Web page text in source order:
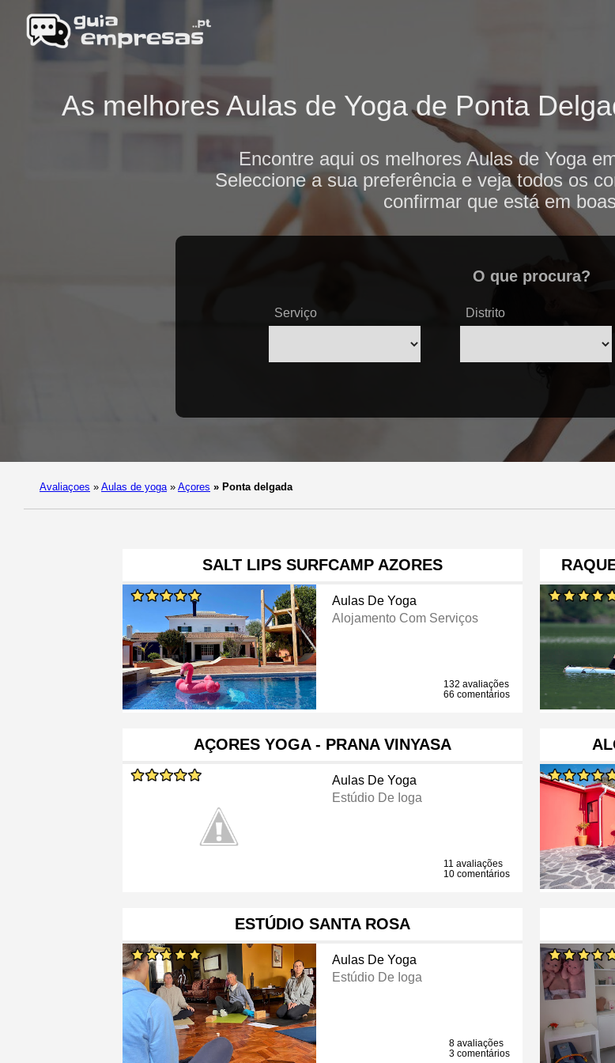
As melhores Aulas de Yoga de Ponta
Encontre aqui os melhores Aulas de Yoga
Seleccione a sua preferência e veja todos os
confirmar que está em
O que procura?
Serviço Distrito
Avaliaçoes » Aulas de yoga » Açores » Ponta delgada
SALT LIPS SURFCAMP AZORES
Aulas De Yoga
Alojamento Com Serviços
132 avaliações
66 comentários
AÇORES YOGA - PRANA VINYASA
Aulas De Yoga
Estúdio De Ioga
11 avaliações
10 comentários
ESTÚDIO SANTA ROSA
Aulas De Yoga
Estúdio De Ioga
8 avaliações
3 comentários